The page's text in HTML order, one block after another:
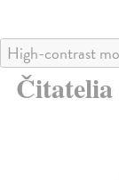
High-contrast